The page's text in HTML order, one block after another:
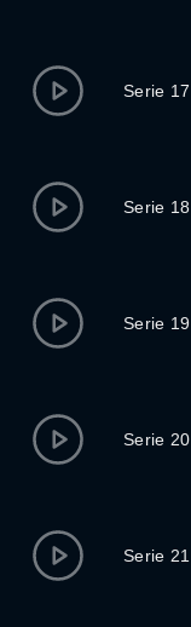
Serie 17
Serie 18
Serie 19
Serie 20
Serie 21